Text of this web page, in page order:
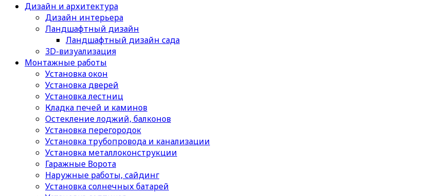
Дизайн и архитектура
Дизайн интерьера
Ландшафтный дизайн
Ландшафтный дизайн сада
3D-визуализация
Монтажные работы
Установка окон
Установка дверей
Установка лестниц
Кладка печей и каминов
Остекление лоджий, балконов
Установка перегородок
Установка трубопровода и канализации
Установка металлоконструкции
Гаражные Ворота
Наружные работы, сайдинг
Установка солнечных батарей